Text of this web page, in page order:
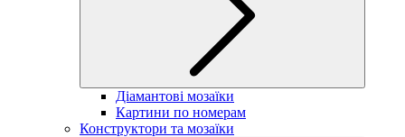
Діамантові мозаїки
Картини по номерам
Конструктори та мозаїки